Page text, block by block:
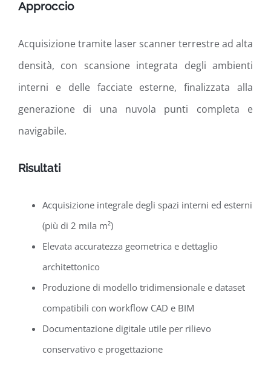
Approccio
Acquisizione tramite laser scanner terrestre ad alta
densità, con scansione integrata degli ambienti
interni e delle facciate esterne, finalizzata alla
generazione di una nuvola punti completa e
navigabile.
Risultati
Acquisizione integrale degli spazi interni ed esterni
(più di 2 mila m²)
Elevata accuratezza geometrica e dettaglio
architettonico
Produzione di modello tridimensionale e dataset
compatibili con workflow CAD e BIM
Documentazione digitale utile per rilievo
conservativo e progettazione